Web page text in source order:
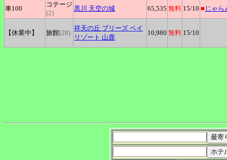
車100
コテージ
(2)
黒川 天空の城 65,535 無料 15/10 ■ じゃら
【休業中】 旅館(28)
祥天の丘 ブリーズ ベイ
リゾート 山鹿
10,980 無料 15/10